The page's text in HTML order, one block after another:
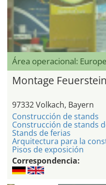
Área operacional:
Montage Feuerstein
97332 Volkach, Bayern
Construcción de stands
Construcción de stands
Stands de ferias
Arquitectura para la
Pisos de exposición
Correspondencia: